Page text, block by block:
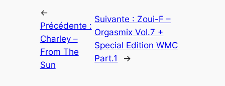
←
Précédente :
Charley –
From The
Sun
Suivante : Zoui-F –
Orgasmix Vol.7 +
Special Edition WMC
Part.1
→